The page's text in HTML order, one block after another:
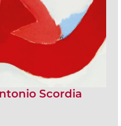
Scordia